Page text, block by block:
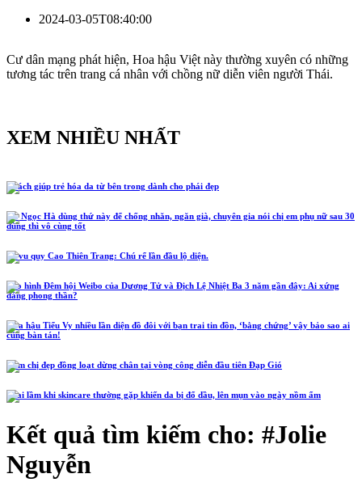
2024-03-05T08:40:00
Cư dân mạng phát hiện, Hoa hậu Việt này thường xuyên có những
tương tác trên trang cá nhân với chồng nữ diễn viên người Thái.
XEM NHIỀU NHẤT
5 cách giúp trẻ hóa da từ bên trong dành cho phái đẹp
Hồ Ngọc Hà dùng thứ này để chống nhăn, ngăn già, chuyên gia nói chị em phụ nữ sau 30
dùng thì vô cùng tốt
Lễ vu quy Cao Thiên Trang: Chú rể lần đầu lộ diện.
Tạo hình Đêm hội Weibo của Dương Tử và Địch Lệ Nhiệt Ba 3 năm gần đây: Ai xứng
đáng phong thần?
Hoa hậu Tiểu Vy nhiều lần diện đồ đôi với bạn trai tin đồn, ‘bằng chứng’ vậy bảo sao ai
cũng bàn tán!
Năm chị đẹp đồng loạt dừng chân tại vòng công diễn đầu tiên Đạp Gió
4 sai lầm khi skincare thường gặp khiến da bị đổ dầu, lên mụn vào ngày nồm ẩm
Kết quả tìm kiếm cho: #Jolie
Nguyễn